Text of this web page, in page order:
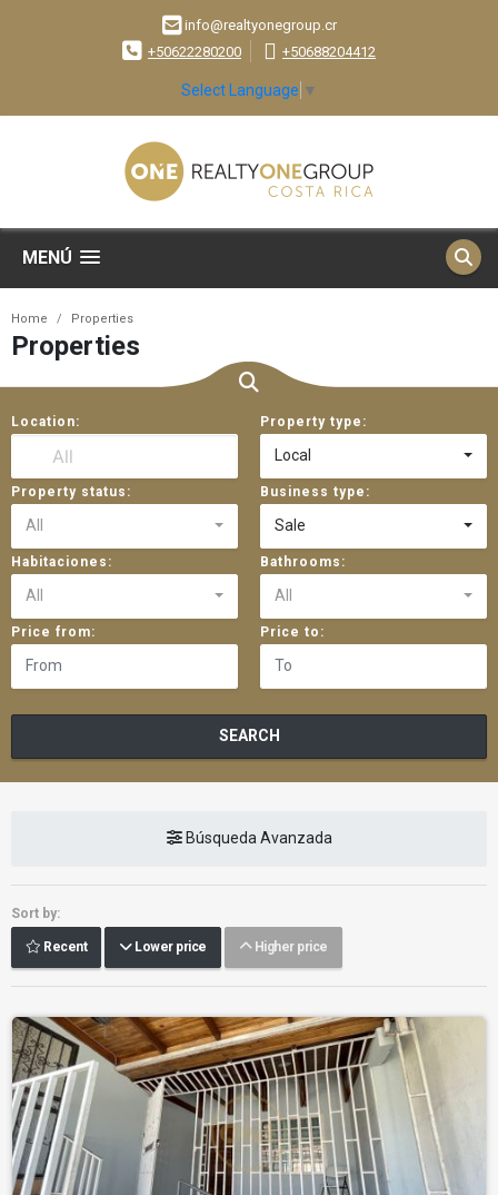
info@realtyonegroup.cr
+50622280200
+50688204412
Select Language ▼
MENÚ
Home Properties
Properties
Location: Property type:
Local
Property status:
All
Business type:
Sale
Habitaciones:
All
Bathrooms:
All
Price from: Price to:
SEARCH
Búsqueda Avanzada
Sort by:
Recent Lower price Higher price